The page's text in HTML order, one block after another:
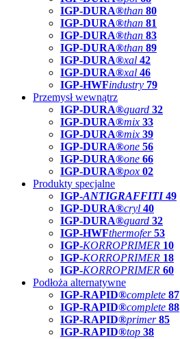
IGP-DURA®than 80
IGP-DURA®than 81
IGP-DURA®than 83
IGP-DURA®than 89
IGP-DURA®xal 42
IGP-DURA®xal 46
IGP-HWFindustry 79
Przemysł wewnątrz
IGP-DURA®guard 32
IGP-DURA®mix 33
IGP-DURA®mix 39
IGP-DURA®one 56
IGP-DURA®one 66
IGP-DURA®pox 02
Produkty specjalne
IGP-ANTIGRAFFITI49
IGP-DURA®cryl 40
IGP-DURA®guard 32
IGP-HWFthermofer 53
IGP-KORROPRIMER 10
IGP-KORROPRIMER 18
IGP-KORROPRIMER 60
Podłoża alternatywne
IGP-RAPID®complete 87
IGP-RAPID®complete 88
IGP-RAPID®primer 85
IGP-RAPID®top 38